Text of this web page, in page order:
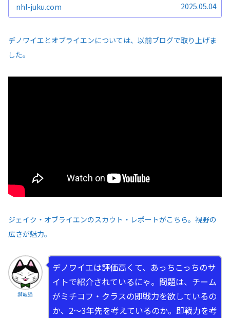
nhl-juku.com 2025.05.04
デノワイエとオブライエンについては、以前ブログで取り上げま
した。
ジェイク・オブライエンのスカウト・レポートがこちら。視野の
広さが魅力。
讃岐猫
デノワイエは評価高くて、あっちこっちのサ
イトで紹介されているにゃ。問題は、チーム
がミチコフ・クラスの即戦力を欲しているの
か、2〜3年先を考えているのか。即戦力を考